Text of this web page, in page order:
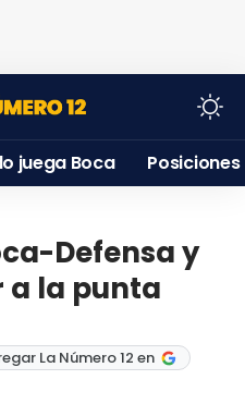
juega Boca Posiciones
Defensa y
a la punta
La Número 12 en